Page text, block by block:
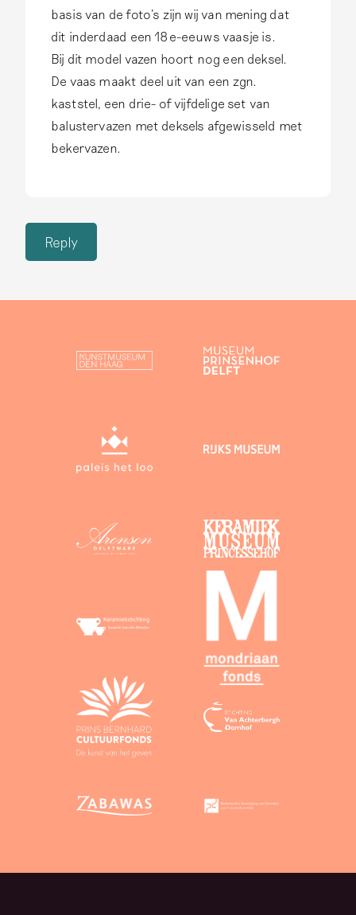
basis van de foto's zijn wij van mening dat
dit inderdaad een 18e-eeuws vaasje is.
Bij dit model vazen hoort nog een deksel.
De vaas maakt deel uit van een zgn.
kaststel, een drie- of vijfdelige set van
balustervazen met deksels afgewisseld met
bekervazen.
Reply